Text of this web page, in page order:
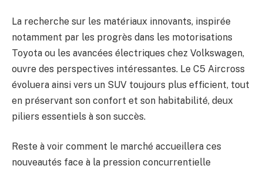
La recherche sur les matériaux innovants, inspirée
notamment par les progrès dans les motorisations
Toyota ou les avancées électriques chez Volkswagen,
ouvre des perspectives intéressantes. Le C5 Aircross
évoluera ainsi vers un SUV toujours plus efficient, tout
en préservant son confort et son habitabilité, deux
piliers essentiels à son succès.
Reste à voir comment le marché accueillera ces
nouveautés face à la pression concurrentielle